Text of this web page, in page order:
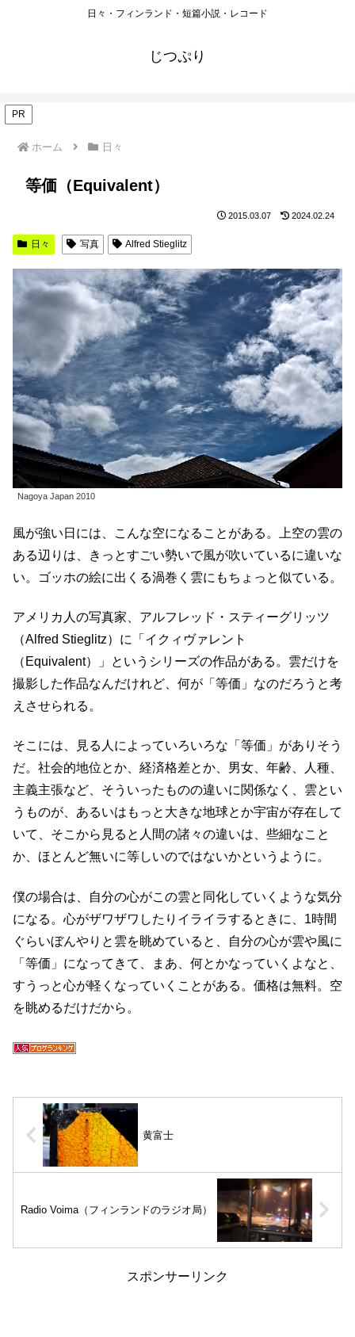
日々・フィンランド・短篇小説・レコード
じつぷり
PR
ホーム 日々
等価（Equivalent）
2015.03.07 2024.02.24
日々 写真 Alfred Stieglitz
Nagoya Japan 2010
風が強い日には、こんな空になることがある。上空の雲の
ある辺りは、きっとすごい勢いで風が吹いているに違いな
い。ゴッホの絵に出くる渦巻く雲にもちょっと似ている。
アメリカ人の写真家、アルフレッド・スティーグリッツ
（Alfred Stieglitz）に「イクィヴァレント
（Equivalent）」というシリーズの作品がある。雲だけを
撮影した作品なんだけれど、何が「等価」なのだろうと考
えさせられる。
そこには、見る人によっていろいろな「等価」がありそう
だ。社会的地位とか、経済格差とか、男女、年齢、人種、
主義主張など、そういったものの違いに関係なく、雲とい
うものが、あるいはもっと大きな地球とか宇宙が存在して
いて、そこから見ると人間の諸々の違いは、些細なこと
か、ほとんど無いに等しいのではないかというように。
僕の場合は、自分の心がこの雲と同化していくような気分
になる。心がザワザワしたりイライラするときに、1時間
ぐらいぼんやりと雲を眺めていると、自分の心が雲や風に
「等価」になってきて、まあ、何とかなっていくよなと、
すうっと心が軽くなっていくことがある。価格は無料。空
を眺めるだけだから。
黄富士
Radio Voima（フィンランドのラジオ局）
スポンサーリンク